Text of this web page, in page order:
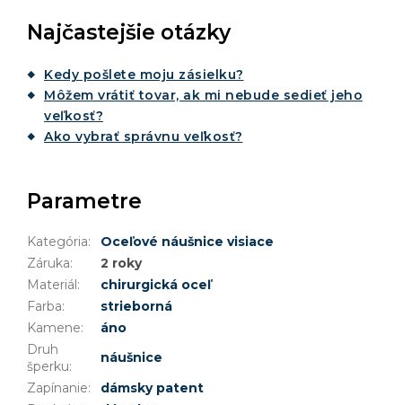
Najčastejšie otázky
Kedy pošlete moju zásielku?
Môžem vrátiť tovar, ak mi nebude sedieť jeho
veľkosť?
Ako vybrať správnu veľkosť?
Parametre
Kategória:
Oceľové náušnice visiace
Záruka:
2 roky
Materiál :
chirurgická oceľ
Farba:
strieborná
Kamene:
áno
Druh
šperku:
náušnice
Zapínanie:
dámsky patent